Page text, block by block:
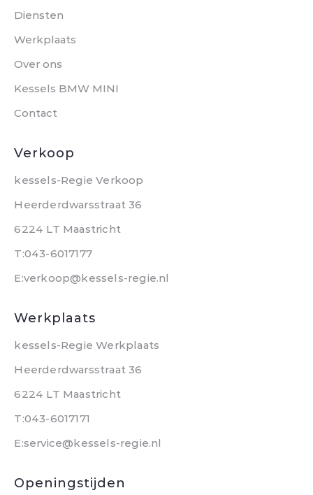
Diensten
Werkplaats
Over ons
Kessels BMW MINI
Contact
Verkoop
kessels-Regie Verkoop
Heerderdwarsstraat 36
6224 LT Maastricht
T:043-6017177
E:verkoop@kessels-regie.nl
Werkplaats
kessels-Regie Werkplaats
Heerderdwarsstraat 36
6224 LT Maastricht
T:043-6017171
E:service@kessels-regie.nl
Openingstijden